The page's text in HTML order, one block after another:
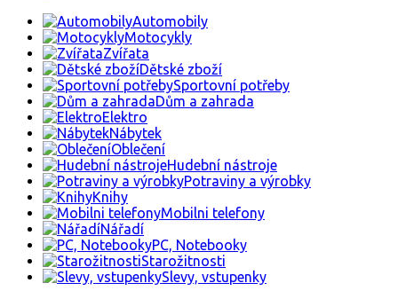
Automobily
Motocykly
Zvířata
Dětské zboží
Sportovní potřeby
Dům a zahrada
Elektro
Nábytek
Oblečení
Hudební nástroje
Potraviny a výrobky
Knihy
Mobilni telefony
Nářadí
PC, Notebooky
Starožitnosti
Slevy, vstupenky